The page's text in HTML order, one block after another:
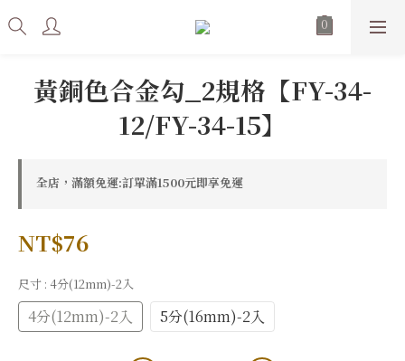
黃銅色合金勾_2規格【FY-34-
12/FY-34-15】
全店，滿額免運:訂單滿1500元即享免運
NT$76
尺寸 : 4分(12mm)-2入
4分(12mm)-2入 5分(16mm)-2入